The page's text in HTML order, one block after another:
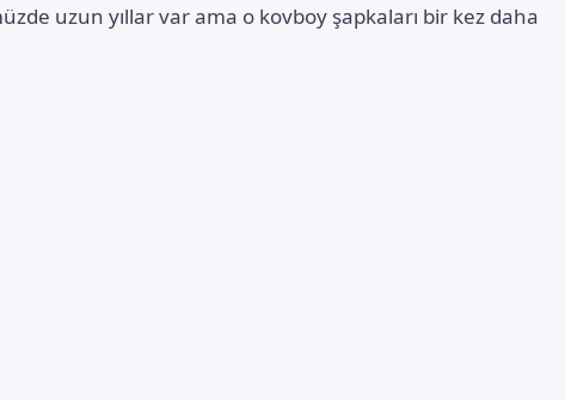
uzun yıllar var ama o kovboy şapkaları bir kez daha